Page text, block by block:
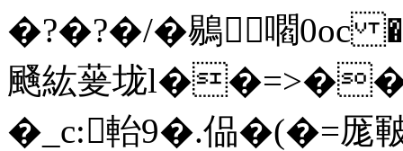
�?�?�/�鶍嚪0
颾紘蓌垅
�_c:軩9�.偘�(�=厖